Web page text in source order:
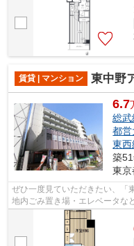
賃貸 | マンション 東中野
6.7
総武
都営
東西
築
東京
ぜひ一度見ていただきたい、「
地内ごみ置き場・エレベータな
ちらはマンションタイプになり